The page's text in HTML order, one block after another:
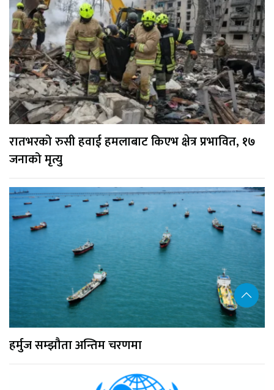
रातभरको रुसी हवाई हमलाबाट किएभ क्षेत्र प्रभावित, १७
जनाको मृत्यु
हर्मुज सम्झौता अन्तिम चरणमा